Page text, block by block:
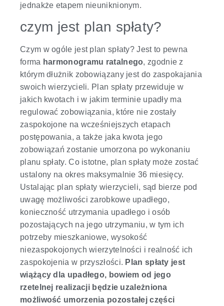
jednakże etapem nieuniknionym.
czym jest plan spłaty?
Czym w ogóle jest plan spłaty? Jest to pewna
forma harmonogramu ratalnego, zgodnie z
którym dłużnik zobowiązany jest do zaspokajania
swoich wierzycieli. Plan spłaty przewiduje w
jakich kwotach i w jakim terminie upadły ma
regulować zobowiązania, które nie zostały
zaspokojone na wcześniejszych etapach
postępowania, a także jaka kwota jego
zobowiązań zostanie umorzona po wykonaniu
planu spłaty. Co istotne, plan spłaty może zostać
ustalony na okres maksymalnie 36 miesięcy.
Ustalając plan spłaty wierzycieli, sąd bierze pod
uwagę możliwości zarobkowe upadłego,
konieczność utrzymania upadłego i osób
pozostających na jego utrzymaniu, w tym ich
potrzeby mieszkaniowe, wysokość
niezaspokojonych wierzytelności i realność ich
zaspokojenia w przyszłości. Plan spłaty jest
wiążący dla upadłego, bowiem od jego
rzetelnej realizacji będzie uzależniona
możliwość umorzenia pozostałej części